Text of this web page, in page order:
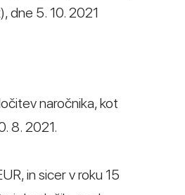
dne 5. 10. 2021
naročnika, kot
8. 2021.
in sicer v roku 15